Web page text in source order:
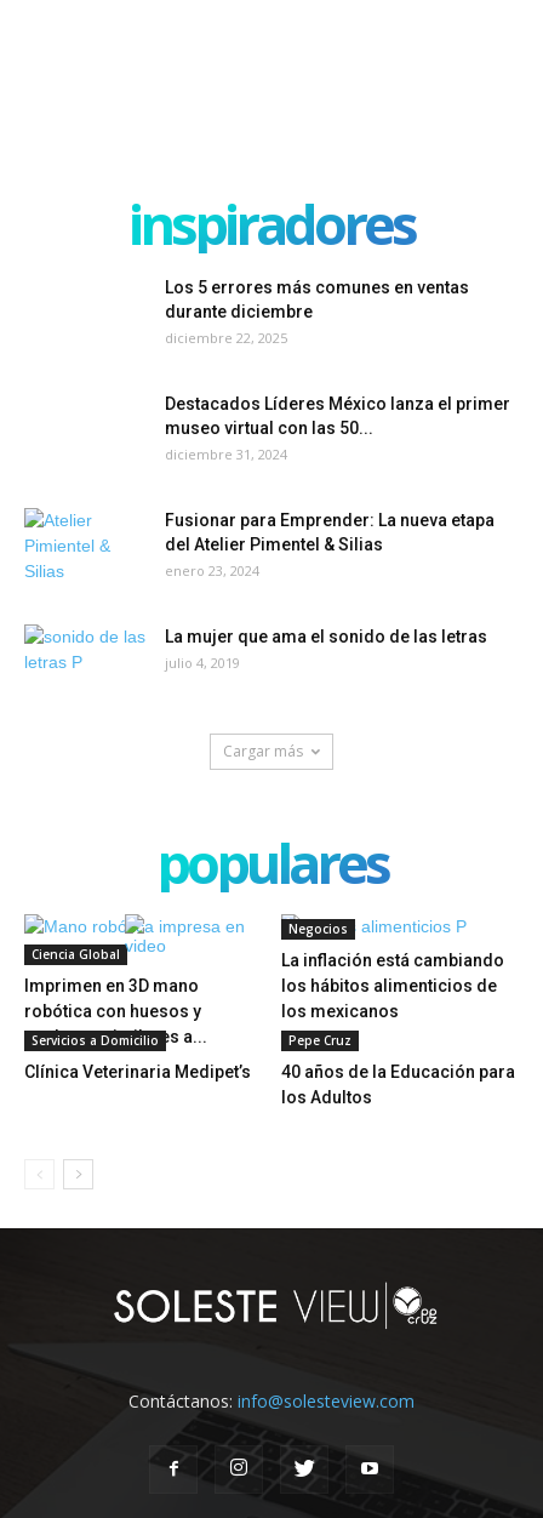
inspiradores
Los 5 errores más comunes en ventas
durante diciembre
diciembre 22, 2025
Destacados Líderes México lanza el primer
museo virtual con las 50...
diciembre 31, 2024
Fusionar para Emprender: La nueva etapa
del Atelier Pimentel & Silias
enero 23, 2024
La mujer que ama el sonido de las letras
julio 4, 2019
Cargar más
populares
Ciencia Global
Imprimen en 3D mano
robótica con huesos y
tendones similares a...
Negocios
La inflación está cambiando
los hábitos alimenticios de
los mexicanos
Servicios a Domicilio
Clínica Veterinaria Medipet’s
Pepe Cruz
40 años de la Educación para
los Adultos
Contáctanos: info@solesteview.com